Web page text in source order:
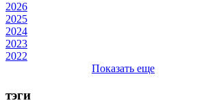
2026
2025
2024
2023
2022
Показать еще
тэги